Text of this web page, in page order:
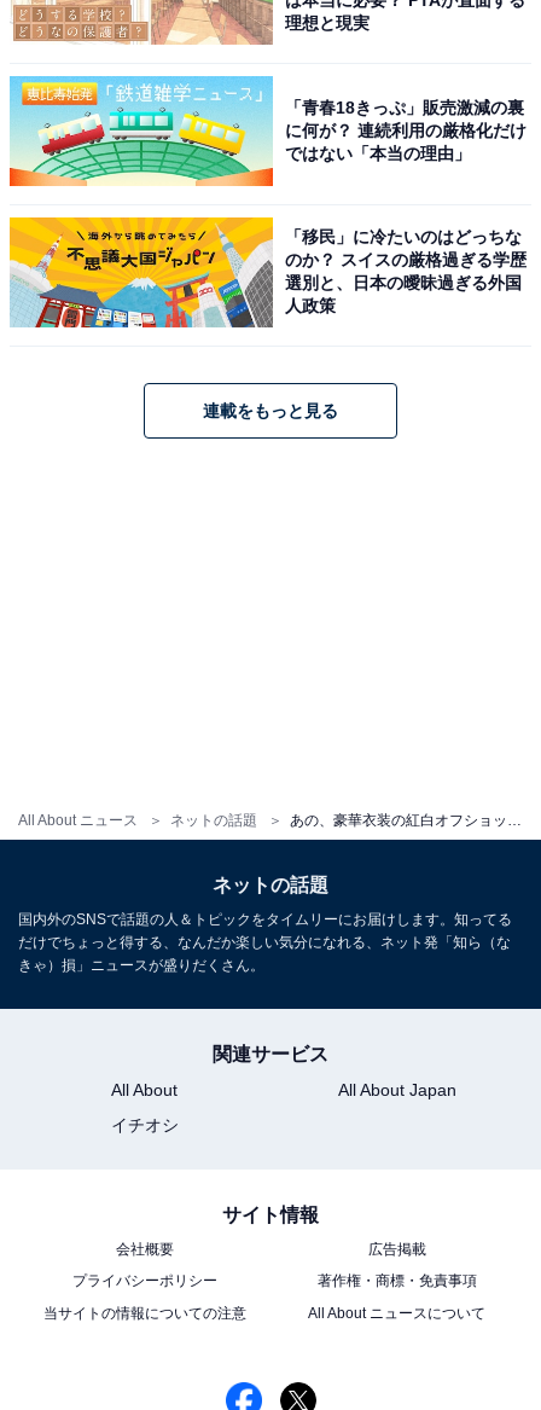
All About ニュース ネットの話題 あの、豪華衣装の紅白オフショット！ 橋本環奈との「天使と悪魔」共演に「最高すぎて叫びました」の声
理想と現実
「青春18きっぷ」販売激減の裏
に何が？ 連続利用の厳格化だけ
ではない「本当の理由」
「移民」に冷たいのはどっちな
のか？ スイスの厳格過ぎる学歴
選別と、日本の曖昧過ぎる外国
人政策
連載をもっと見る
ネットの話題
国内外のSNSで話題の人＆トピックをタイムリーにお届けします。知ってる
だけでちょっと得する、なんだか楽しい気分になれる、ネット発「知ら（な
きゃ）損」ニュースが盛りだくさん。
関連サービス
All About
All About Japan
イチオシ
サイト情報
会社概要
広告掲載
プライバシーポリシー
著作権・商標・免責事項
当サイトの情報についての注意
All About ニュースについて